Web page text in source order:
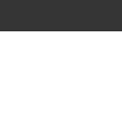
to